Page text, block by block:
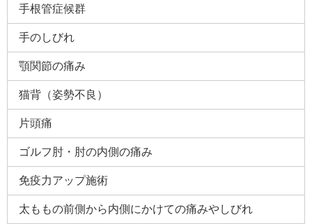
手根管症候群
手のしびれ
顎関節の痛み
猫背（姿勢不良）
片頭痛
ゴルフ肘・肘の内側の痛み
免疫力アップ施術
太ももの前側から内側にかけての痛みやしびれ